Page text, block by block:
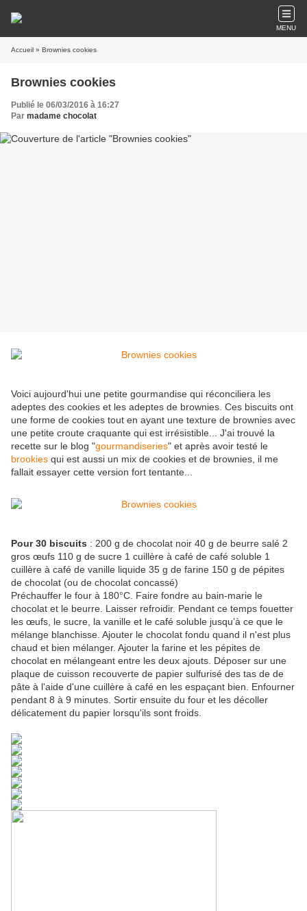
MENU
Accueil » Brownies cookies
Brownies cookies
Publié le 06/03/2016 à 16:27
Par madame chocolat
Voici aujourd'hui une petite gourmandise qui réconciliera les
adeptes des cookies et les adeptes de brownies. Ces biscuits ont
une forme de cookies tout en ayant une texture de brownies avec
une petite croute craquante qui est irrésistible... J'ai trouvé la
recette sur le blog "gourmandiseries" et après avoir testé le
brookies qui est aussi un mix de cookies et de brownies, il me
fallait essayer cette version fort tentante...
Pour 30 biscuits : 200 g de chocolat noir 40 g de beurre salé 2
gros œufs 110 g de sucre 1 cuillère à café de café soluble 1
cuillère à café de vanille liquide 35 g de farine 150 g de pépites
de chocolat (ou de chocolat concassé)
Préchauffer le four à 180°C. Faire fondre au bain-marie le
chocolat et le beurre. Laisser refroidir. Pendant ce temps fouetter
les œufs, le sucre, la vanille et le café soluble jusqu’à ce que le
mélange blanchisse. Ajouter le chocolat fondu quand il n'est plus
chaud et bien mélanger. Ajouter la farine et les pépites de
chocolat en mélangeant entre les deux ajouts. Déposer sur une
plaque de cuisson recouverte de papier sulfurisé des tas de de
pâte à l'aide d'une cuillère à café en les espaçant bien. Enfourner
pendant 8 à 9 minutes. Sortir ensuite du four et les décoller
délicatement du papier lorsqu'ils sont froids.